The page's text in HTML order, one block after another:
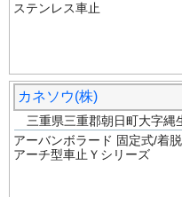
ステンレス車止
カネソウ(株)
三重県三重郡朝日町大字
アーバンボラード 固定式/着
アーチ型車止Ｙシリーズ